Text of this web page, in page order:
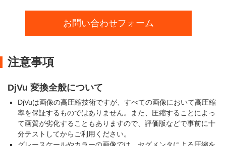
お問い合わせフォーム
注意事項
DjVu 変換全般について
DjVuは画像の高圧縮技術ですが、すべての画像において高圧縮
率を保証するものではありません。また、圧縮することによっ
て画質が劣化することもありますので、評価版などで事前に十
分テストしてからご利用ください。